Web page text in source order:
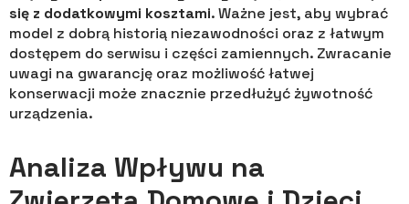
się z dodatkowymi kosztami. Ważne jest, aby wybrać
model z dobrą historią niezawodności oraz z łatwym
dostępem do serwisu i części zamiennych. Zwracanie
uwagi na gwarancję oraz możliwość łatwej
konserwacji może znacznie przedłużyć żywotność
urządzenia.
Analiza Wpływu na